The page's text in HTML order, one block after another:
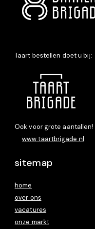
Taart bestellen doet u bij:
Ook voor grote aantallen!
www.taartbrigade.nl
sitemap
home
over ons
vacatures
onze markt